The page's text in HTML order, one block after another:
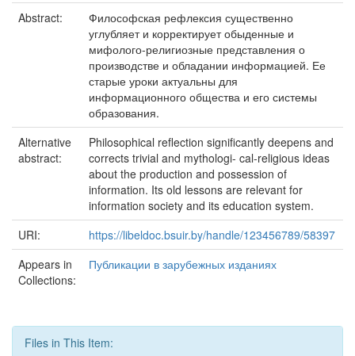
Abstract:
Философская рефлексия существенно
углубляет и корректирует обыденные и
мифолого-религиозные представления о
производстве и обладании информацией. Ее
старые уроки актуальны для
информационного общества и его системы
образования.
Alternative
abstract:
Philosophical reflection significantly deepens and
corrects trivial and mythologi- cal-religious ideas
about the production and possession of
information. Its old lessons are relevant for
information society and its education system.
URI:
https://libeldoc.bsuir.by/handle/123456789/58397
Appears in
Collections:
Публикации в зарубежных изданиях
Files in This Item: